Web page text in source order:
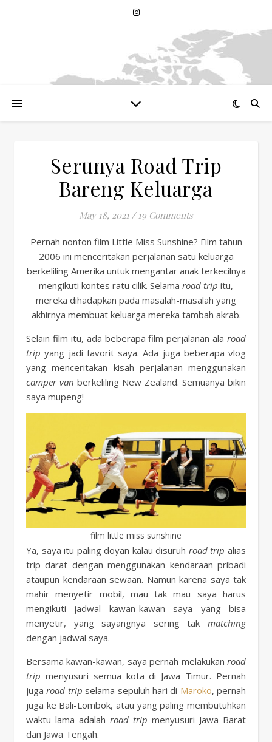
Serunya Road Trip
Bareng Keluarga
May 18, 2021 / 19 Comments
Pernah nonton film Little Miss Sunshine? Film tahun
2006 ini menceritakan perjalanan satu keluarga
berkeliling Amerika untuk mengantar anak terkecilnya
mengikuti kontes ratu cilik. Selama road trip itu,
mereka dihadapkan pada masalah-masalah yang
akhirnya membuat keluarga mereka tambah akrab.
Selain film itu, ada beberapa film perjalanan ala road
trip yang jadi favorit saya. Ada juga beberapa vlog
yang menceritakan kisah perjalanan menggunakan
camper van berkeliling New Zealand. Semuanya bikin
saya mupeng!
film little miss sunshine
Ya, saya itu paling doyan kalau disuruh road tripalias
trip darat dengan menggunakan kendaraan pribadi
ataupun kendaraan sewaan. Namun karena saya tak
mahir menyetir mobil, mau tak mau saya harus
mengikuti jadwal kawan-kawan saya yang bisa
menyetir, yang sayangnya sering tak matching
dengan jadwal saya.
Bersama kawan-kawan, saya pernah melakukan road
trip menyusuri semua kota di Jawa Timur. Pernah
jugaroad trip selama sepuluh hari di Maroko, pernah
juga ke Bali-Lombok, atau yang paling membutuhkan
waktu lama adalah road trip menyusuri Jawa Barat
dan Jawa Tengah.